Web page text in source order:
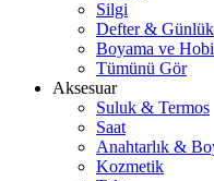
Silgi
Defter & Günlük
Boyama ve
Tümünü Gör
Aksesuar
Suluk & Termos
Saat
Anahtarlık &
Kozmetik